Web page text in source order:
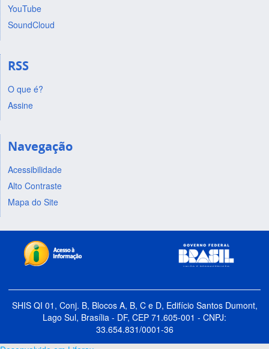
YouTube
SoundCloud
RSS
O que é?
Assine
Navegação
Acessibilidade
Alto Contraste
Mapa do Site
SHIS QI 01, Conj. B, Blocos A, B, C e D, Edifício Santos Dumont,
Lago Sul, Brasília - DF, CEP 71.605-001 - CNPJ:
33.654.831/0001-36